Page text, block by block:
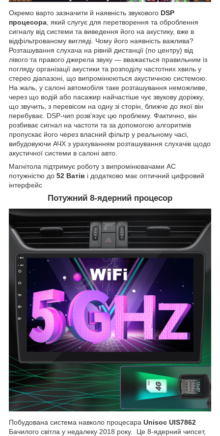
Окремо варто зазначити й наявність звукового DSP
процесора , який слугує для перетворення та оброблення
сигналу від системи та виведення його на акустику, вже в
відфільтрованому вигляді. Чому його наявність важлива?
Розташування слухача на рівній дистанції (по центру) від
лівого та правого джерела звуку — вважається правильним із
погляду організації акустики та розподілу частотних хвиль у
стерео діапазоні, що випромінюються акустичною системою.
На жаль, у салоні автомобіля таке розташування неможливе,
через що водій або пасажир найчастіше чує звукову доріжку,
що звучить, з перевісом на одну зі сторін, ближче до якої він
перебуває. DSP-чип розв'язує цю проблему. Фактично, він
розбиває сигнал на частоти та за допомогою алгоритмів
пропускає його через власний фільтр у реальному часі,
вибудовуючи АЧХ з урахуванням розташування слухачів щодо
акустичної системи в салоні авто.
Магнітола підтримує роботу з випромінювачами АС
потужністю до 52 Ватів і додатково має оптичний цифровий
інтерфейс
Потужний 8-ядерний процесор
Побудована система навколо процесара Unisoc UIS7862
Бачилого світла у недалеку 2018 року. Це 8-ядерний чипсет,